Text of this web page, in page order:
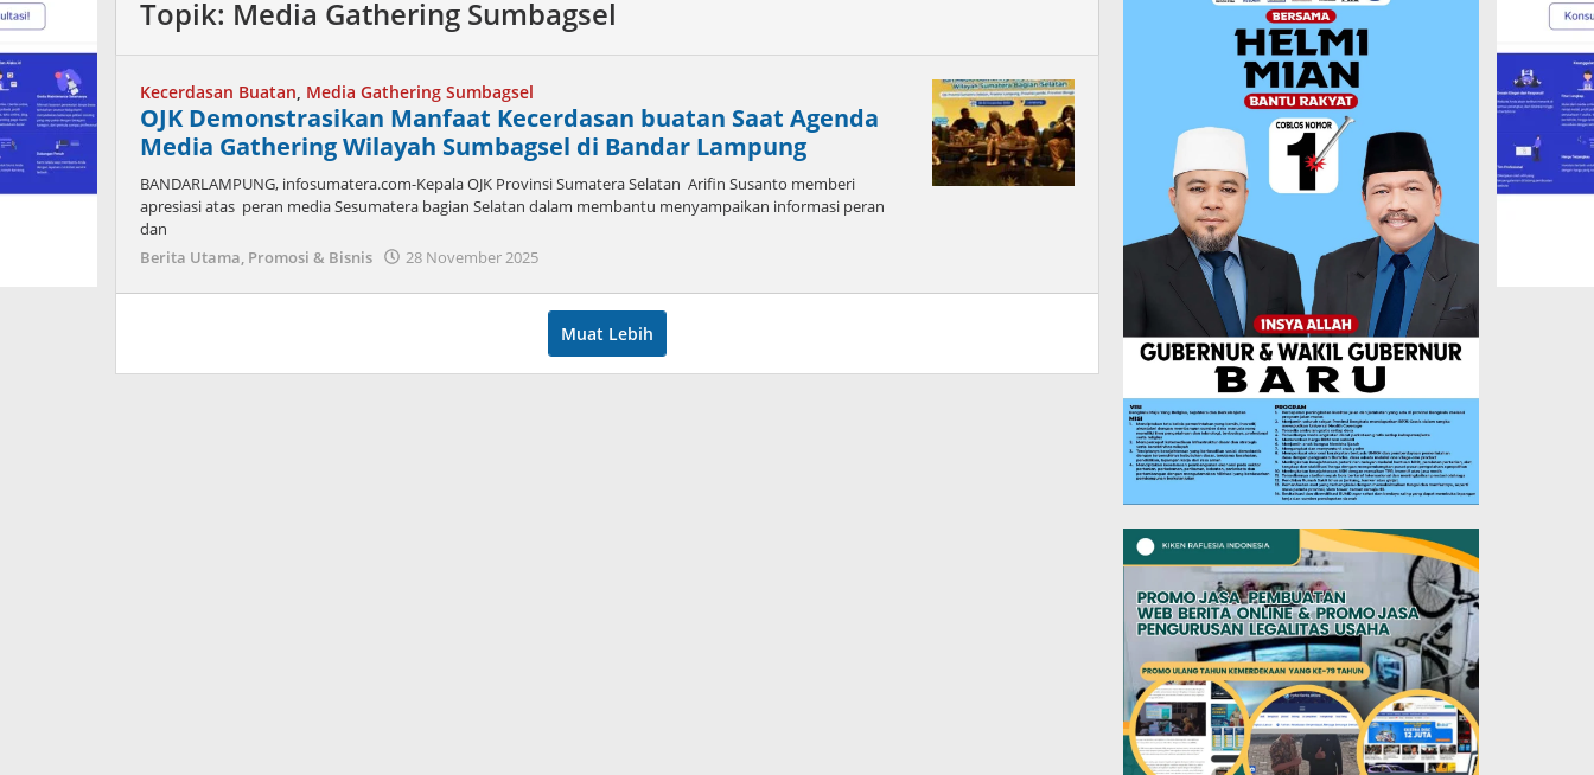
Topik: Media Gathering Sumbagsel
Kecerdasan Buatan Media Gathering Sumbagsel
OJK Demonstrasikan Manfaat Kecerdasan buatan Saat Agenda
Media Gathering Wilayah Sumbagsel di Bandar Lampung
BANDARLAMPUNG, infosumatera.com-Kepala OJK Provinsi Sumatera Selatan Arifin Susanto memberi
apresiasi atas peran media Sesumatera bagian Selatan dalam membantu menyampaikan informasi peran
dan
Berita Utama Promosi & Bisnis 28 November 2025
Muat Lebih